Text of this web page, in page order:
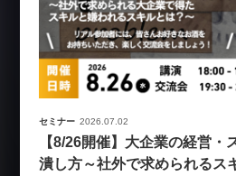
セミナー 2026.07.02
【8/26開催】大企業の経営・
潰し方～社外で求められるス